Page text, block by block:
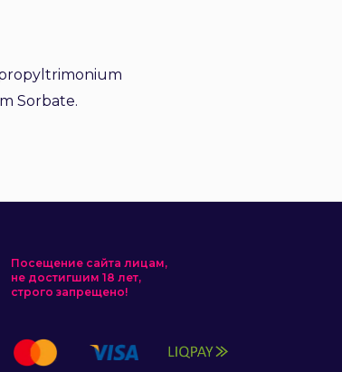
Sorbate.
Посещение сайта лицам,
не достигшим 18 лет,
строго запрещено!